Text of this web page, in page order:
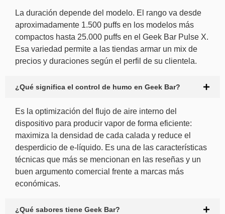
La duración depende del modelo. El rango va desde
aproximadamente 1.500 puffs en los modelos más
compactos hasta 25.000 puffs en el Geek Bar Pulse X.
Esa variedad permite a las tiendas armar un mix de
precios y duraciones según el perfil de su clientela.
¿Qué significa el control de humo en Geek Bar?
Es la optimización del flujo de aire interno del
dispositivo para producir vapor de forma eficiente:
maximiza la densidad de cada calada y reduce el
desperdicio de e-líquido. Es una de las características
técnicas que más se mencionan en las reseñas y un
buen argumento comercial frente a marcas más
económicas.
¿Qué sabores tiene Geek Bar?